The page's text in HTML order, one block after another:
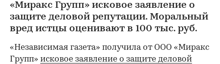
«Миракс Групп» исковое заявление о
защите деловой репутации. Моральный
вред истцы оценивают в 100 тыс. руб.
«Независимая газета» получила от ООО «Миракс
Групп» исковое заявление о защите деловой